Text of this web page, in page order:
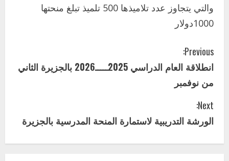
والتي يتجاوز عدد تلاميذها 500 تلميذ تبلغ منحتها
1000دولار
C
o
n
t
i
Previous:
انطلاقة العام الدراسي 2025ـــــ2026 بالجزيرة الثاني
من نوفمبر
Next:
الورشة التدريبية لاستمارة المنحة المدرسية بالجزيرة
مدير إدارة الجودة و التطوير الإداري
بوزارة التربية تشارك الملتقي التنسيقي
5
اخر الاخبار الاخبار
إدارة الأنشطة المدرسية بمحلية مدني
اخر الاخبار